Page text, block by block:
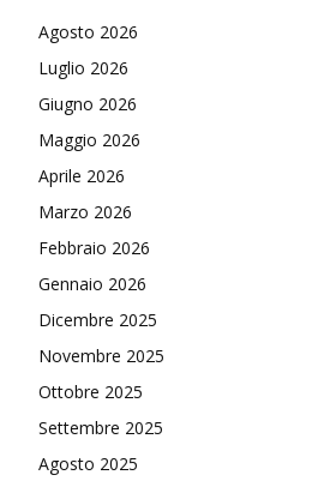
Agosto 2026
Luglio 2026
Giugno 2026
Maggio 2026
Aprile 2026
Marzo 2026
Febbraio 2026
Gennaio 2026
Dicembre 2025
Novembre 2025
Ottobre 2025
Settembre 2025
Agosto 2025